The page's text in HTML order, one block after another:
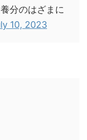
分のはざまに
10, 2023